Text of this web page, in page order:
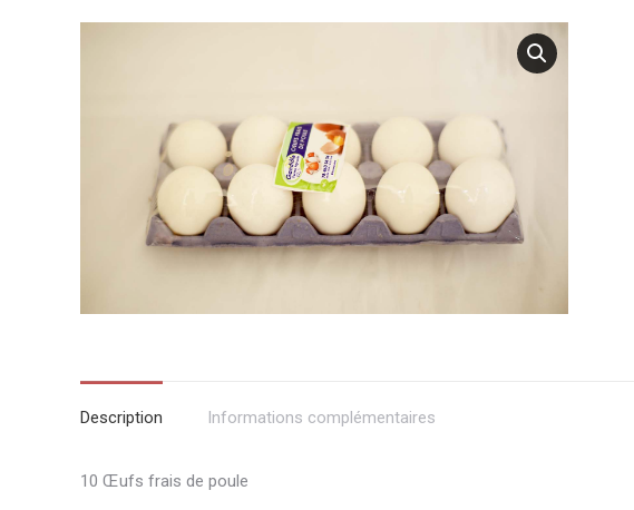
Description Informations complémentaires
10 Œufs frais de poule